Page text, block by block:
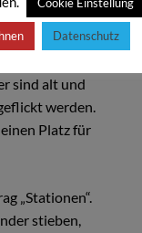
sind alt und
werden.
Platz für
„Stationen“.
stieben,
Cookie Einstellung
Datenschutz